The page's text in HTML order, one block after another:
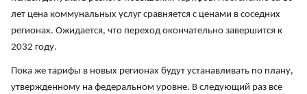
лет цена коммунальных услуг сравняется с ценами в соседних
регионах. Ожидается, что переход окончательно завершится к
2032 году.
Пока же тарифы в новых регионах будут устанавливать по плану,
утвержденному на федеральном уровне. В следующий раз все